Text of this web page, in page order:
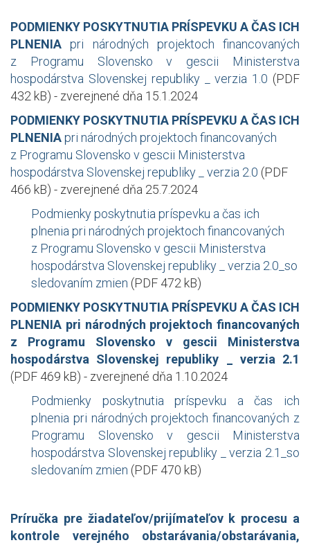
PODMIENKY POSKYTNUTIA PRÍSPEVKU A ČAS ICH
PLNENIA pri národných projektoch financovaných
z Programu Slovensko v gescii Ministerstva
hospodárstva Slovenskej republiky _ verzia 1.0 (PDF
432 kB) - zverejnené dňa 15.1.2024
PODMIENKY POSKYTNUTIA PRÍSPEVKU A ČAS ICH
PLNENIApri národných projektoch financovaných
z Programu Slovensko v gescii Ministerstva
hospodárstva Slovenskej republiky _ verzia 2.0 (PDF
466 kB) - zverejnené dňa 25.7.2024
Podmienky poskytnutia príspevku a čas ich
plnenia pri národných projektoch financovaných
z Programu Slovensko v gescii Ministerstva
hospodárstva Slovenskej republiky _ verzia 2.0_so
sledovaním zmien (PDF 472 kB)
PODMIENKY POSKYTNUTIA PRÍSPEVKU A ČAS ICH
PLNENIA pri národných projektoch financovaných
z Programu Slovensko v gescii Ministerstva
hospodárstva Slovenskej republiky _ verzia 2.1
(PDF 469 kB) - zverejnené dňa 1.10.2024
Podmienky poskytnutia príspevku a čas ich
plnenia pri národných projektoch financovaných z
Programu Slovensko v gescii Ministerstva
hospodárstva Slovenskej republiky _ verzia 2.1_so
sledovaním zmien (PDF 470 kB)
Príručka pre žiadateľov/prijímateľov k procesu a
kontrole verejného obstarávania/obstarávania,